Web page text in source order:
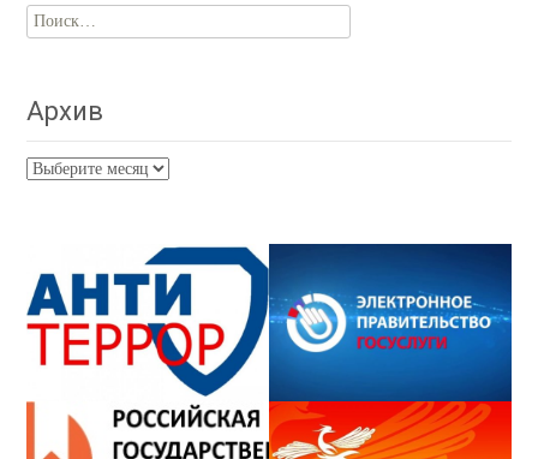
Найти:
Архив
Архив